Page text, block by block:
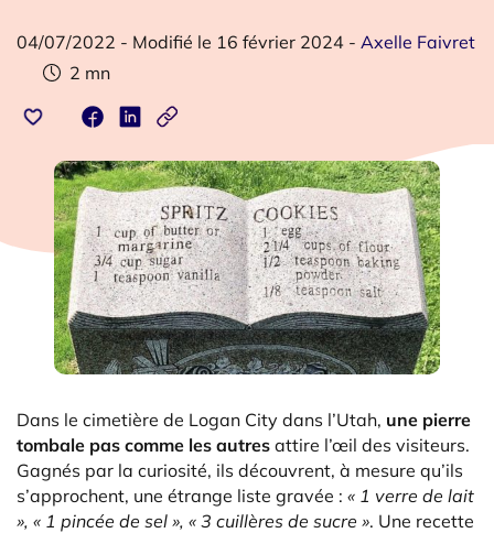
04/07/2022 - Modifié le 16 février 2024 - Axelle Faivret
2 mn
Dans le cimetière de Logan City dans l’Utah, une pierre
tombale pas comme les autres attire l’œil des visiteurs.
Gagnés par la curiosité, ils découvrent, à mesure qu’ils
s’approchent, une étrange liste gravée : « 1 verre de lait
», « 1 pincée de sel », « 3 cuillères de sucre ». Une recette